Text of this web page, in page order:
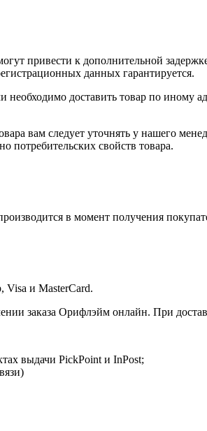
привести к дополнительной
данных гарантируется.
доставить товар по иному
вам следует уточнять у нашего
потребительских свойств товара.
в момент получения
и MasterCard.
Орифлэйм онлайн. При
выдачи PickPoint и InPost;